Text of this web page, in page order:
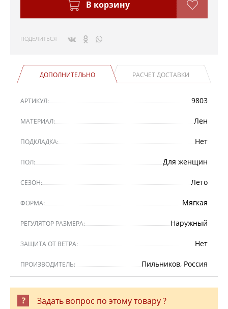
В корзину
ПОДЕЛИТЬСЯ
ДОПОЛНИТЕЛЬНО РАСЧЕТ ДОСТАВКИ
АРТИКУЛ: 9803
МАТЕРИАЛ: Лен
ПОДКЛАДКА: Нет
ПОЛ: Для женщин
СЕЗОН: Лето
ФОРМА: Мягкая
РЕГУЛЯТОР РАЗМЕРА: Наружный
ЗАЩИТА ОТ ВЕТРА: Нет
ПРОИЗВОДИТЕЛЬ: Пильников, Россия
Задать вопрос по этому товару ?